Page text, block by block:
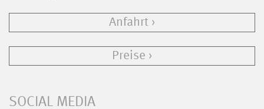
Anfahrt
Preise
SOCIAL MEDIA